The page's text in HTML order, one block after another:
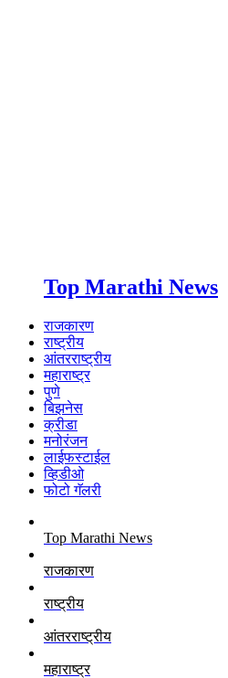
Top Marathi News
राजकारण
राष्ट्रीय
आंतरराष्ट्रीय
महाराष्ट्र
पुणे
बिझनेस
क्रीडा
मनोरंजन
लाईफस्टाईल
व्हिडीओ
फोटो गॅलरी
Top Marathi News
राजकारण
राष्ट्रीय
आंतरराष्ट्रीय
महाराष्ट्र